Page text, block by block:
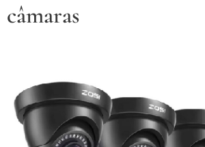
câmaras